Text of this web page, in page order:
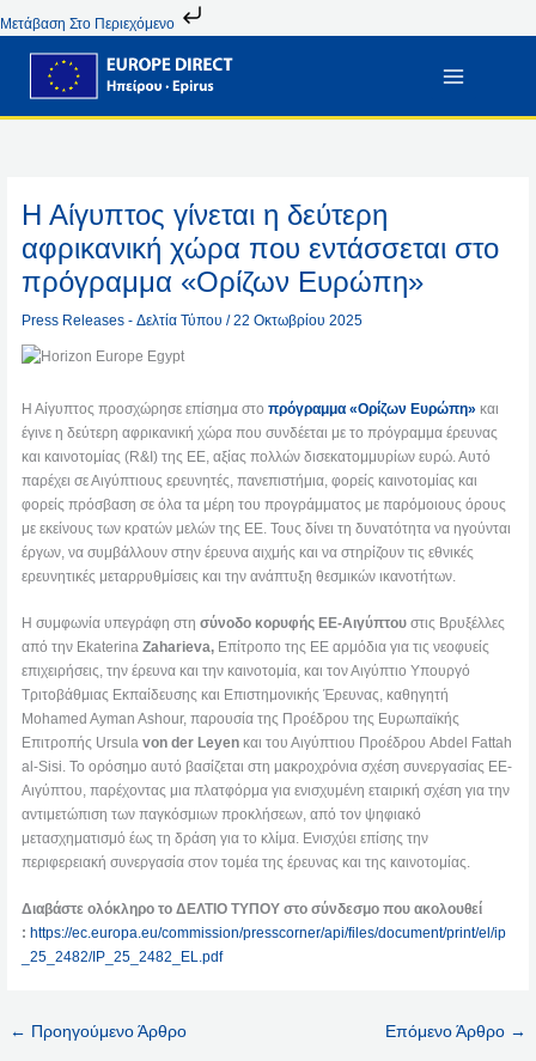
Μετάβαση Στο Περιεχόμενο
Στο
Περιεχόμενο
Η Αίγυπτος γίνεται η δεύτερη
αφρικανική χώρα που εντάσσεται στο
πρόγραμμα «Ορίζων Ευρώπη»
Press Releases - Δελτία Τύπου /22 Οκτωβρίου 2025
Η Αίγυπτος προσχώρησε επίσημα στοπρόγραμμα «Ορίζων Ευρώπη» και
έγινε η δεύτερη αφρικανική χώρα που συνδέεται με το πρόγραμμα έρευνας
και καινοτομίας (R&I) της ΕΕ, αξίας πολλών δισεκατομμυρίων ευρώ. Αυτό
παρέχει σε Αιγύπτιους ερευνητές, πανεπιστήμια, φορείς καινοτομίας και
φορείς πρόσβαση σε όλα τα μέρη του προγράμματος με παρόμοιους όρους
με εκείνους των κρατών μελών της ΕΕ. Τους δίνει τη δυνατότητα να ηγούνται
έργων, να συμβάλλουν στην έρευνα αιχμής και να στηρίζουν τις εθνικές
ερευνητικές μεταρρυθμίσεις και την ανάπτυξη θεσμικών ικανοτήτων.
Η συμφωνία υπεγράφη στη σύνοδο κορυφής ΕΕ-Αιγύπτουστις Βρυξέλλες
από την EkaterinaZaharieva, Επίτροπο της ΕΕ αρμόδια για τις νεοφυείς
επιχειρήσεις, την έρευνα και την καινοτομία, και τον Αιγύπτιο Υπουργό
Τριτοβάθμιας Εκπαίδευσης και Επιστημονικής Έρευνας, καθηγητή
Mohamed Ayman Ashour, παρουσία της Προέδρου της Ευρωπαϊκής
Επιτροπής Ursulavon der Leyen και του Αιγύπτιου Προέδρου Abdel Fattah
al-Sisi. Το ορόσημο αυτό βασίζεται στη μακροχρόνια σχέση συνεργασίας ΕΕ-
Αιγύπτου, παρέχοντας μια πλατφόρμα για ενισχυμένη εταιρική σχέση για την
αντιμετώπιση των παγκόσμιων προκλήσεων, από τον ψηφιακό
μετασχηματισμό έως τη δράση για το κλίμα. Ενισχύει επίσης την
περιφερειακή συνεργασία στον τομέα της έρευνας και της καινοτομίας.
Διαβάστε ολόκληρο το ΔΕΛΤΙΟ ΤΥΠΟΥ στο σύνδεσμο που ακολουθεί
: https://ec.europa.eu/commission/presscorner/api/files/document/print/el/ip
_25_2482/IP_25_2482_EL.pdf
← Προηγούμενο Άρθρο Επόμενο Άρθρο →